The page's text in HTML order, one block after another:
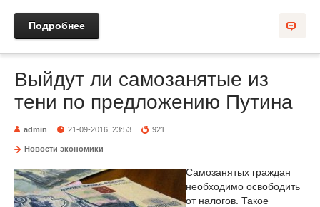
Подробнее
Выйдут ли самозанятые из
тени по предложению Путина
admin 21-09-2016, 23:53 921
Новости экономики
Самозанятых граждан
необходимо освободить
от налогов. Такое